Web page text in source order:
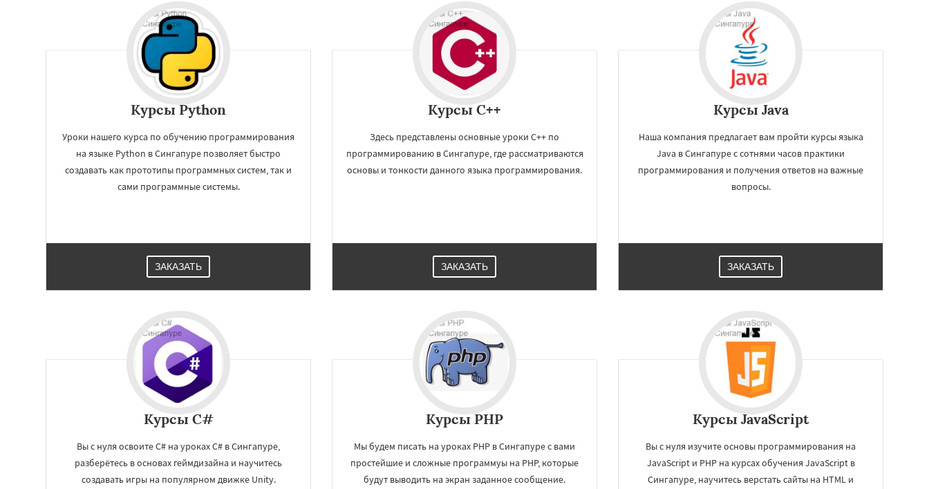
Курсы Python
Уроки нашего курса по обучению программирования
на языке Python в Сингапуре позволяет быстро
создавать как прототипы программных систем, так и
сами программные системы.
ЗАКАЗАТЬ
Курсы C++
Здесь представлены основные уроки C++ по
программированию в Сингапуре, где рассматриваются
основы и тонкости данного языка программирования.
ЗАКАЗАТЬ
Курсы Java
Наша компания предлагает вам пройти курсы языка
Java в Сингапуре с сотнями часов практики
программирования и получения ответов на важные
вопросы.
ЗАКАЗАТЬ
Курсы C#
Вы с нуля освоите C# на уроках C# в Сингапуре,
разберётесь в основах геймдизайна и научитесь
создавать игры на популярном движке Unity.
Курсы PHP
Мы будем писать на уроках PHP в Сингапуре с вами
простейшие и сложные программуы на PHP, которые
будут выводить на экран заданное сообщение.
Курсы JavaScript
Вы с нуля изучите основы программирования на
JavaScript и PHP на курсах обучения JavaScript в
Сингапуре, научитесь верстать сайты на HTML и